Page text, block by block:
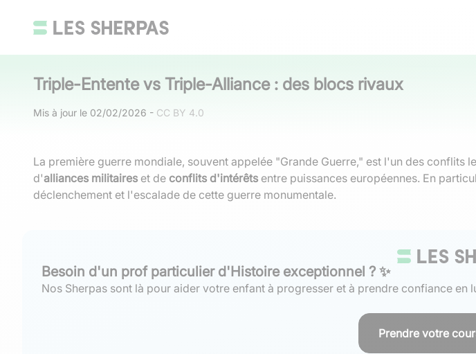
Triple-Entente vs Triple-Alliance : des blocs rivaux
Mis à jour le 02/02/2026 - CC BY 4.0
La première guerre mondiale, souvent appelée "Grande Guerre," est l'un des conflits
d'alliances militaires et de conflits d'intérêts entre puissances européennes. En
déclenchement et l'escalade de cette guerre monumentale.
Besoin d'un prof particulier d'Histoire exceptionnel ? ✨
Nos Sherpas sont là pour aider votre enfant à progresser et à prendre confiance en
Prendre votre